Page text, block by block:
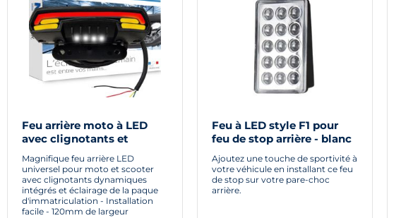
Feu arrière moto à LED
avec clignotants et
éclairage de plaque
intégrés
Magnifique feu arrière LED
universel pour moto et scooter
avec clignotants dynamiques
intégrés et éclairage de la paque
d'immatriculation - Installation
facile - 120mm de largeur
Feu à LED style F1 pour
feu de stop arrière - blanc
Ajoutez une touche de sportivité à
votre véhicule en installant ce feu
de stop sur votre pare-choc
arrière.